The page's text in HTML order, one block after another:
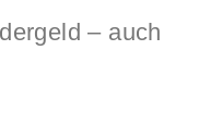
– auch